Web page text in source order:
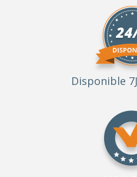
Disponible